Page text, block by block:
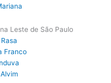
Leste de São Paulo
Franco